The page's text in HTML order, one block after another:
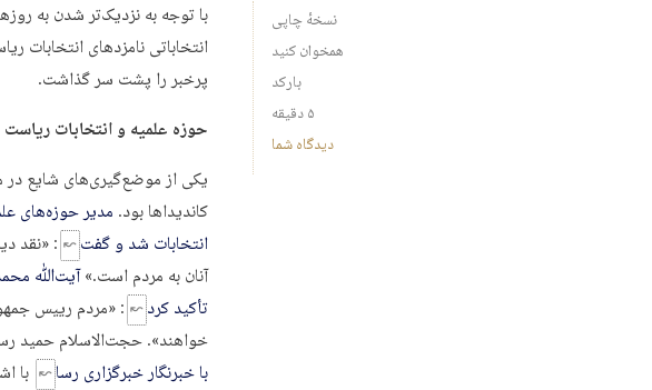
نسخهٔ چاپی
همخوان کنید
بارکد
۵ دقیقه
دیدگاه شما
با توجه به نزدیک‌تر شدن به
انتخاباتی نامزدهای
پرخبر را پشت سر گذاشت.
حوزه علمیه و انتخابات
یکی از موضع‌گیری‌های شایع در
کاندیداها بود. مدیر حوزه‌های
انتخابات شد و گفت
: «نقد
آنان به مردم است.»آیت‌ﷲ محمد
تأکید کرد
: «مردم رییس
خواهند». حجت‌الاسلام حمید
با خبرنگار خبرگزاری رسا
با